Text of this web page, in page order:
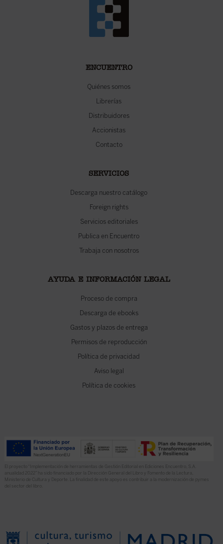
ENCUENTRO
Quiénes somos
Librerías
Distribuidores
Accionistas
Contacto
SERVICIOS
Descarga nuestro catálogo
Foreign rights
Servicios editoriales
Publica en Encuentro
Trabaja con nosotros
AYUDA E INFORMACIÓN LEGAL
Proceso de compra
Descarga de ebooks
Gastos y plazos de entrega
Permisos de reproducción
Política de privacidad
Aviso legal
Política de cookies
El proyecto “Implementación de herramientas de Gestión Editorial en Ediciones Encuentro, S.A.
anualidad 2022” ha sido financiado por la Dirección General del Libro y Fomento de la Lectura,
Ministerio de Cultura y Deporte. La finalidad de este apoyo es contribuir a la modernización de pymes
del sector del libro.